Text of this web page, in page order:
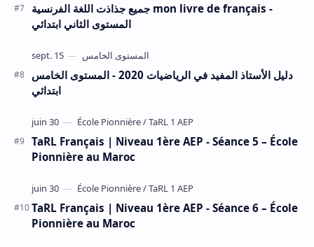
جميع جذاذت اللغة الفرنسية mon livre de français -
المستوى الثاني ابتدائي
دليل الأستاذ المفيد في الرياضيات 2020 - المستوى الخامس
ابتدائي
TaRL Français | Niveau 1ère AEP - Séance 5 – École
Pionnière au Maroc
TaRL Français | Niveau 1ère AEP - Séance 6 – École
Pionnière au Maroc